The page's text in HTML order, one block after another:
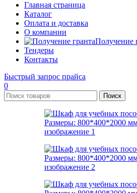
Главная страница
Каталог
Оплата и доставка
О компании
Получение
Тендеры
Контакты
Быстрый запрос прайса
0
Поиск